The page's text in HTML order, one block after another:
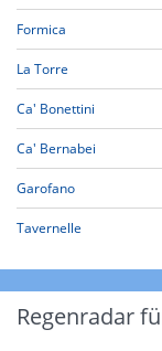
Formica
La Torre
Ca' Bonettini
Ca' Bernabei
Garofano
Tavernelle
Regenradar